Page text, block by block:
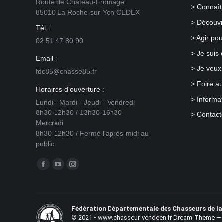
Route de Château-Fromage
85010 La Roche-sur-Yon CEDEX
Tél. :
02 51 47 80 90
Email :
fdc85@chasse85.fr
Horaires d'ouverture :
Lundi - Mardi - Jeudi - Vendredi
8h30-12h30 / 13h30-16h30
Mercredi
8h30-12h30 / Fermé l'après-midi au
public
Trouvez nous sur :
Facebook
opens
in
YouTube
opens
in
Instagram
opens
in
>
>
> Agir
> Je suis
> Je
> Foire
>
>
fréquentées. Plutôt que de morceler les
territoires dans l’espace et dans le temps
trouver des solutions de cohabitation
réglementation en vigueur. Chacun doit
consentir à un effort commun, c’est ce
André Mugnier, Président du
Accès et Cohabitation des
différence
placés
Fédération Départementale des Chasseurs de
© 2021 • www.chasseur-vendeen.fr Dream-Theme